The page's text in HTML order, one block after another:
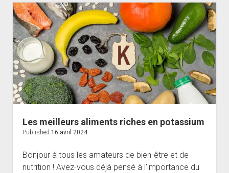
plus
riches
en
fer
à
consommer
Les meilleurs aliments riches en potassium
Published 16 avril 2024
Bonjour à tous les amateurs de bien-être et de
nutrition ! Avez-vous déjà pensé à l’importance du